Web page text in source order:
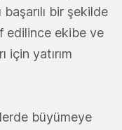
bir şekilde
edilince ekibe ve
için yatırım
büyümeye